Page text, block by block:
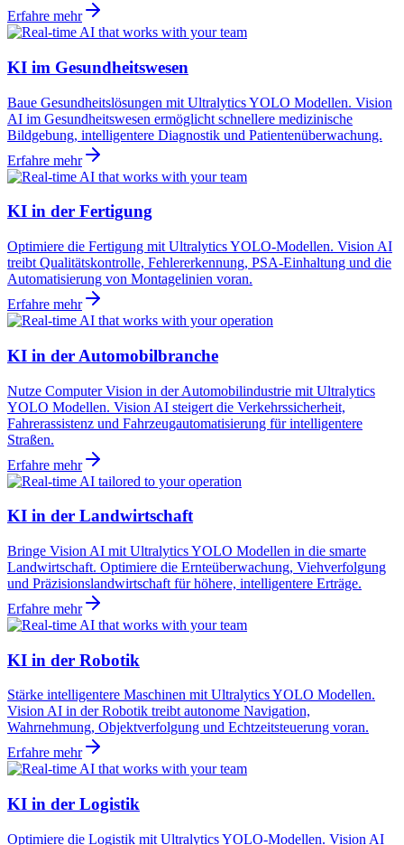
Erfahre mehr
KI im Gesundheitswesen
Baue Gesundheitslösungen mit Ultralytics YOLO Modellen. Vision
AI im Gesundheitswesen ermöglicht schnellere medizinische
Bildgebung, intelligentere Diagnostik und Patientenüberwachung.
Erfahre mehr
KI in der Fertigung
Optimiere die Fertigung mit Ultralytics YOLO-Modellen. Vision AI
treibt Qualitätskontrolle, Fehlererkennung, PSA-Einhaltung und die
Automatisierung von Montagelinien voran.
Erfahre mehr
KI in der Automobilbranche
Nutze Computer Vision in der Automobilindustrie mit Ultralytics
YOLO Modellen. Vision AI steigert die Verkehrssicherheit,
Fahrerassistenz und Fahrzeugautomatisierung für intelligentere
Straßen.
Erfahre mehr
KI in der Landwirtschaft
Bringe Vision AI mit Ultralytics YOLO Modellen in die smarte
Landwirtschaft. Optimiere die Ernteüberwachung, Viehverfolgung
und Präzisionslandwirtschaft für höhere, intelligentere Erträge.
Erfahre mehr
KI in der Robotik
Stärke intelligentere Maschinen mit Ultralytics YOLO Modellen.
Vision AI in der Robotik treibt autonome Navigation,
Wahrnehmung, Objektverfolgung und Echtzeitsteuerung voran.
Erfahre mehr
KI in der Logistik
Optimiere die Logistik mit Ultralytics YOLO-Modellen. Vision AI